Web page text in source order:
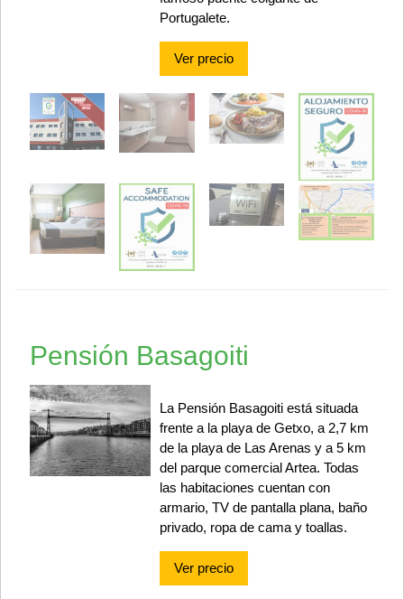
Portugalete.
Ver precio
Pensión Basagoiti
La Pensión Basagoiti está situada
frente a la playa de Getxo, a 2,7 km
de la playa de Las Arenas y a 5 km
del parque comercial Artea. Todas
las habitaciones cuentan con
armario, TV de pantalla plana, baño
privado, ropa de cama y toallas.
Ver precio